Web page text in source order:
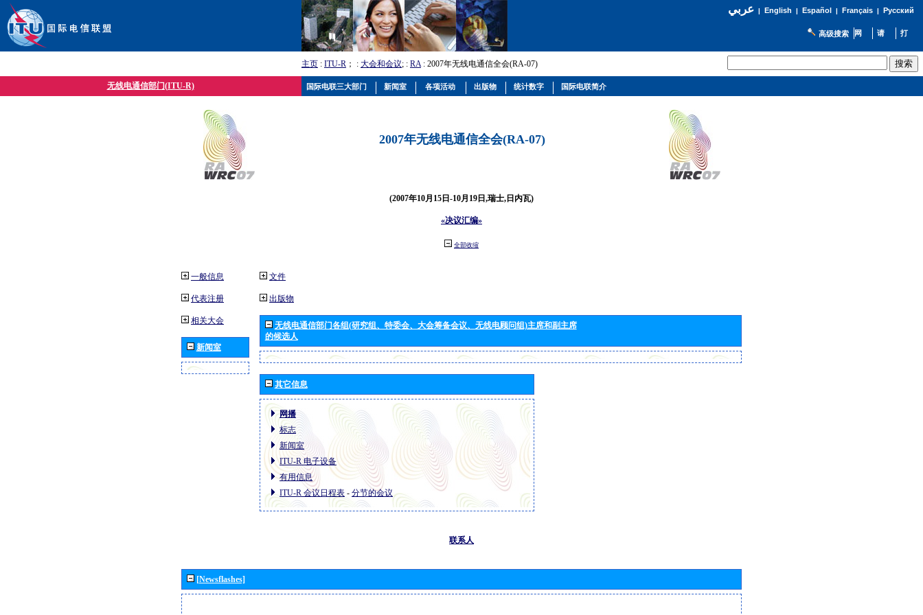
عربي| English | Español | Français| Русский
高级搜索
主页 : ITU-R ； : 大会和会议; : RA: 2007年无线电通信全会(RA-07)
无线电通信部门(ITU-R)
2007年无线电通信全会(RA-07)
(2007年10月15日-10月19日,瑞士,日内瓦)
«决议汇编»
全部收缩
一般信息
代表注册
相关大会
新闻室
文件
出版物
无线电通信部门各组(研究组、特委会、大会筹备会议、无线电顾问组)主席和副主席
的候选人
其它信息
网播
标志
新闻室
ITU-R 电子设备
有用信息
ITU-R 会议日程表 - 分节的会议
联系人
[Newsflashes]
国际电联三大部门 新闻室 各项活动 出版物 统计数字 国际电联简介